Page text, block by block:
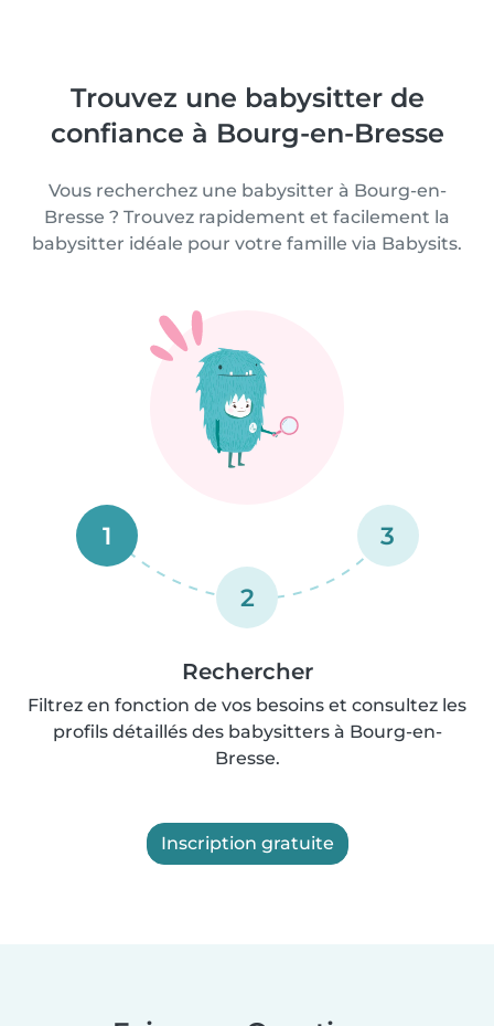
Trouvez une babysitter de
confiance à Bourg-en-Bresse
Vous recherchez une babysitter à Bourg-en-
Bresse ? Trouvez rapidement et facilement la
babysitter idéale pour votre famille via Babysits.
1
2
3
Rechercher
Filtrez en fonction de vos besoins et consultez les
profils détaillés des babysitters à Bourg-en-
Bresse.
Inscription gratuite